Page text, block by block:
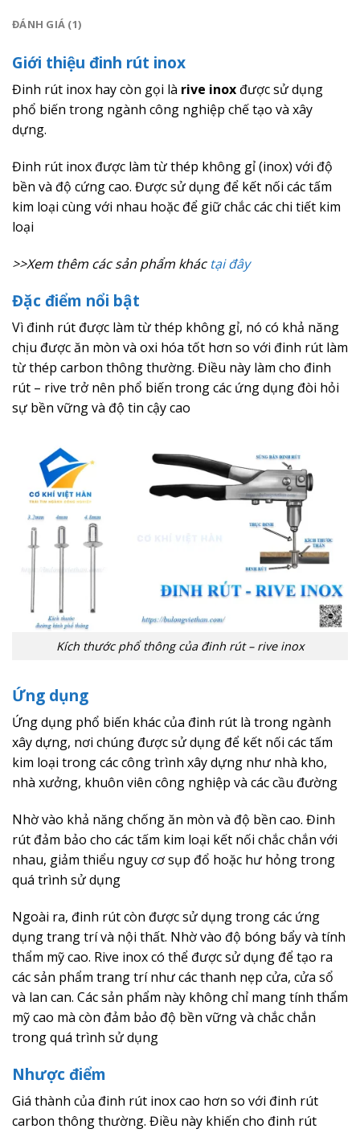
ĐÁNH GIÁ (1)
Giới thiệu đinh rút inox
Đinh rút inox hay còn gọi là rive inox được sử dụng
phổ biến trong ngành công nghiệp chế tạo và xây
dựng.
Đinh rút inox được làm từ thép không gỉ (inox) với độ
bền và độ cứng cao. Được sử dụng để kết nối các tấm
kim loại cùng với nhau hoặc để giữ chắc các chi tiết kim
loại
>>Xem thêm các sản phẩm khác tại đây
Đặc điểm nổi bật
Vì đinh rút được làm từ thép không gỉ, nó có khả năng
chịu được ăn mòn và oxi hóa tốt hơn so với đinh rút làm
từ thép carbon thông thường. Điều này làm cho đinh
rút – rive trở nên phổ biến trong các ứng dụng đòi hỏi
sự bền vững và độ tin cậy cao
Kích thước phổ thông của đinh rút – rive inox
Ứng dụng
Ứng dụng phổ biến khác của đinh rút là trong ngành
xây dựng, nơi chúng được sử dụng để kết nối các tấm
kim loại trong các công trình xây dựng như nhà kho,
nhà xưởng, khuôn viên công nghiệp và các cầu đường
Nhờ vào khả năng chống ăn mòn và độ bền cao. Đinh
rút đảm bảo cho các tấm kim loại kết nối chắc chắn với
nhau, giảm thiểu nguy cơ sụp đổ hoặc hư hỏng trong
quá trình sử dụng
Ngoài ra, đinh rút còn được sử dụng trong các ứng
dụng trang trí và nội thất. Nhờ vào độ bóng bẩy và tính
thẩm mỹ cao. Rive inox có thể được sử dụng để tạo ra
các sản phẩm trang trí như các thanh nẹp cửa, cửa sổ
và lan can. Các sản phẩm này không chỉ mang tính thẩm
mỹ cao mà còn đảm bảo độ bền vững và chắc chắn
trong quá trình sử dụng
Nhược điểm
Giá thành của đinh rút inox cao hơn so với đinh rút
carbon thông thường. Điều này khiến cho đinh rút